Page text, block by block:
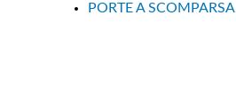
PORTE A SCOMPARSA